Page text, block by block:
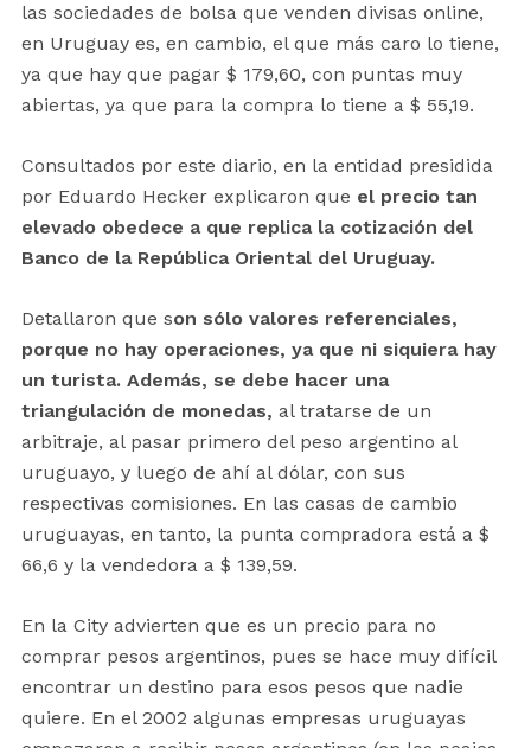
las sociedades de bolsa que venden divisas online,
en Uruguay es, en cambio, el que más caro lo tiene,
ya que hay que pagar $ 179,60, con puntas muy
abiertas, ya que para la compra lo tiene a $ 55,19.
Consultados por este diario, en la entidad presidida
por Eduardo Hecker explicaron que el precio tan
elevado obedece a que replica la cotización del
Banco de la República Oriental del Uruguay.
Detallaron que son sólo valores referenciales,
porque no hay operaciones, ya que ni siquiera hay
un turista. Además, se debe hacer una
triangulación de monedas, al tratarse de un
arbitraje, al pasar primero del peso argentino al
uruguayo, y luego de ahí al dólar, con sus
respectivas comisiones. En las casas de cambio
uruguayas, en tanto, la punta compradora está a $
66,6 y la vendedora a $ 139,59.
En la City advierten que es un precio para no
comprar pesos argentinos, pues se hace muy difícil
encontrar un destino para esos pesos que nadie
quiere. En el 2002 algunas empresas uruguayas